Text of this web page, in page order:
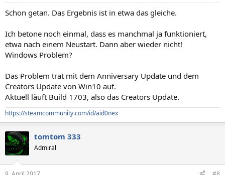
Schon getan. Das Ergebnis ist in etwa das gleiche.
Ich betone noch einmal, dass es manchmal ja funktioniert,
etwa nach einem Neustart. Dann aber wieder nicht!
Windows Problem?
Das Problem trat mit dem Anniversary Update und dem
Creators Update von Win10 auf.
Aktuell läuft Build 1703, also das Creators Update.
https://steamcommunity.com/id/aid0nex
tomtom 333
Admiral